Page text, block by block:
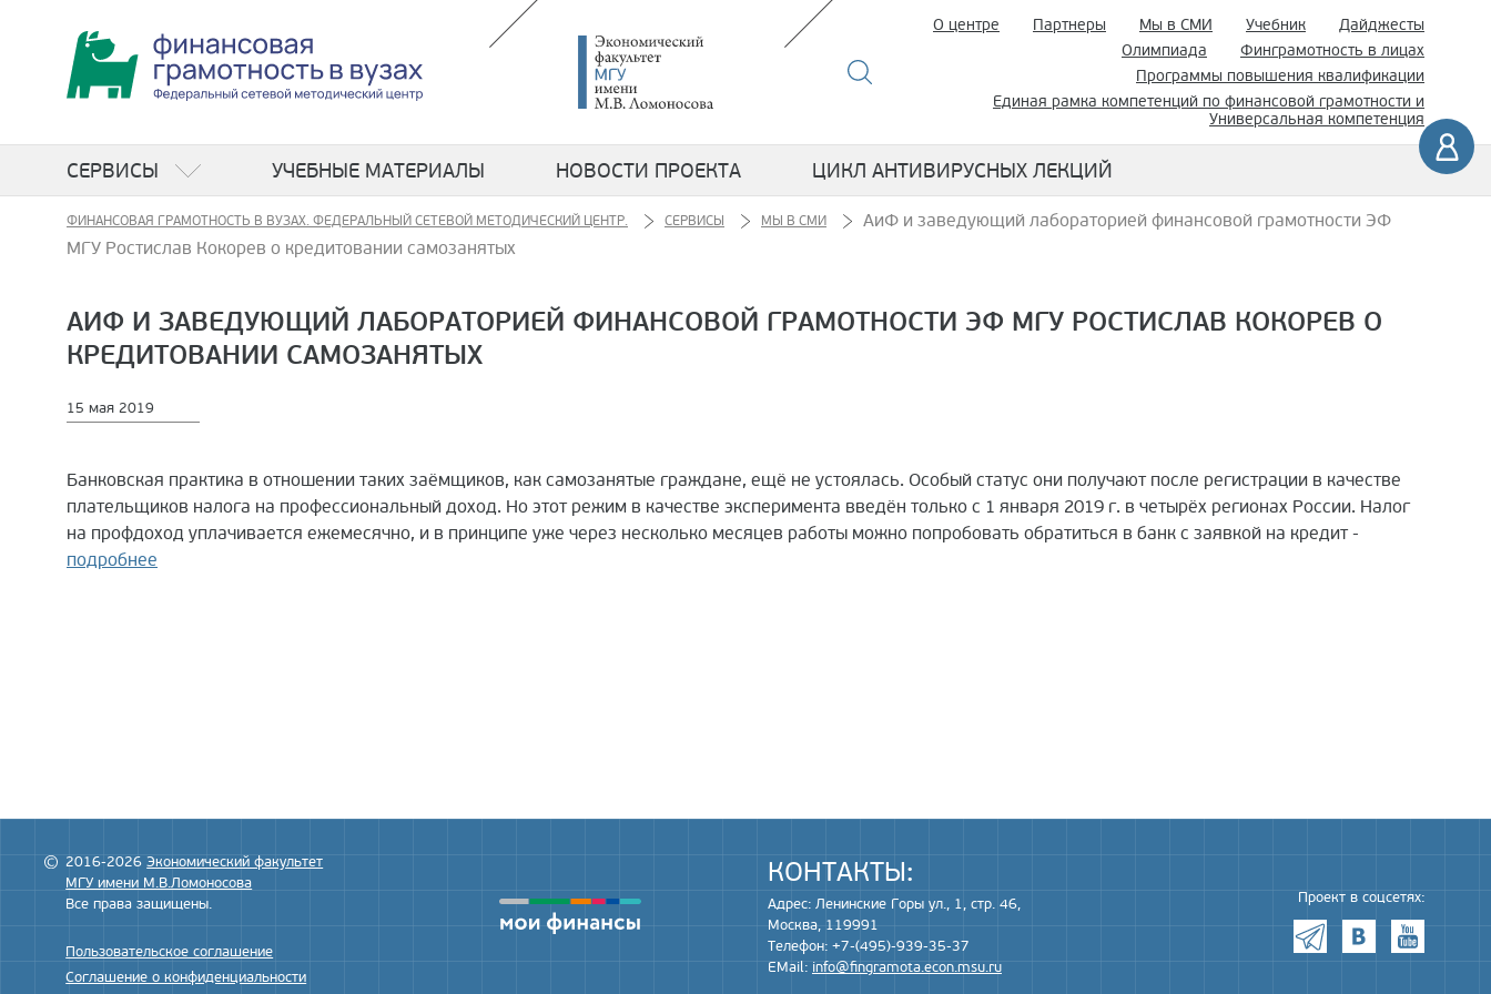
О центре Партнеры Мы в СМИ Учебник
Дайджесты
Олимпиада
Финграмотность в лицах
Программы повышения квалификации
Единая рамка компетенций по финансовой грамотности и
Универсальная компетенция
СЕРВИСЫ УЧЕБНЫЕ МАТЕРИАЛЫ НОВОСТИ ПРОЕКТА ЦИКЛ АНТИВИРУСНЫХ ЛЕКЦИЙ
ФИНАНСОВАЯ ГРАМОТНОСТЬ В ВУЗАХ. ФЕДЕРАЛЬНЫЙ СЕТЕВОЙ МЕТОДИЧЕСКИЙ ЦЕНТР. СЕРВИСЫ МЫ В СМИ
АиФ и заведующий лабораторией финансовой грамотности ЭФ
МГУ Ростислав Кокорев о кредитовании самозанятых
АИФ И ЗАВЕДУЮЩИЙ ЛАБОРАТОРИЕЙ ФИНАНСОВОЙ ГРАМОТНОСТИ ЭФ МГУ РОСТИСЛАВ КОКОРЕВ О
КРЕДИТОВАНИИ САМОЗАНЯТЫХ
15 мая 2019
Банковская практика в отношении таких заёмщиков, как самозанятые граждане, ещё не устоялась. Особый статус они получают после регистрации в качестве
плательщиков налога на профессиональный доход. Но этот режим в качестве эксперимента введён только с 1 января 2019 г. в четырёх регионах России. Налог
на профдоход уплачивается ежемесячно, и в принципе уже через несколько месяцев работы можно попробовать обратиться в банк с заявкой на кредит -
подробнее
2016-2026Экономический факультет
МГУ имени М.В.Ломоносова
Все права защищены.
Пользовательское соглашение
Соглашение о конфиденциальности
КОНТАКТЫ:
Адрес: Ленинские Горы ул., 1, стр. 46,
Москва, 119991
Телефон: +7-(495)-939-35-37
EMail: info@fingramota.econ.msu.ru
Проект в соцсетях: